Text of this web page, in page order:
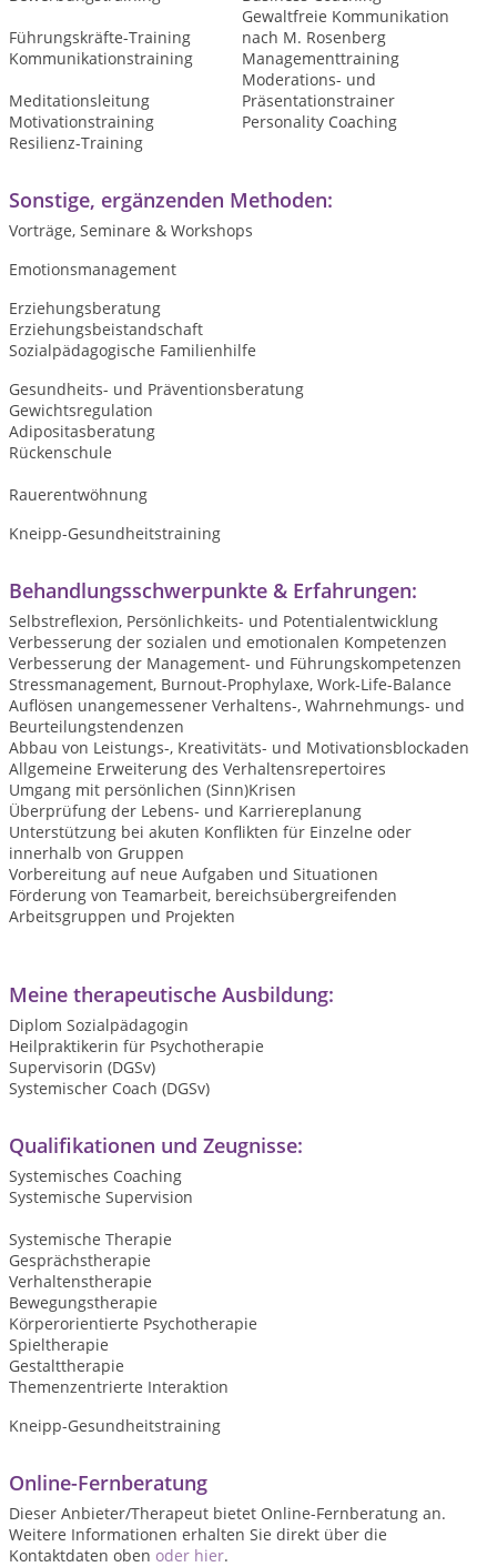
Führungskräfte-Training
Gewaltfreie Kommunikation
nach M. Rosenberg
Kommunikationstraining
Managementtraining
Meditationsleitung
Moderations- und
Präsentationstrainer
Motivationstraining
Personality Coaching
Resilienz-Training
Sonstige, ergänzenden Methoden:
Vorträge, Seminare & Workshops
Emotionsmanagement
Erziehungsberatung
Erziehungsbeistandschaft
Sozialpädagogische Familienhilfe
Gesundheits- und Präventionsberatung
Gewichtsregulation
Adipositasberatung
Rückenschule
Rauerentwöhnung
Kneipp-Gesundheitstraining
Behandlungsschwerpunkte & Erfahrungen:
Selbstreflexion, Persönlichkeits- und Potentialentwicklung
Verbesserung der sozialen und emotionalen Kompetenzen
Verbesserung der Management- und Führungskompetenzen
Stressmanagement, Burnout-Prophylaxe, Work-Life-Balance
Auflösen unangemessener Verhaltens-, Wahrnehmungs- und
Beurteilungstendenzen
Abbau von Leistungs-, Kreativitäts- und Motivationsblockaden
Allgemeine Erweiterung des Verhaltensrepertoires
Umgang mit persönlichen (Sinn)Krisen
Überprüfung der Lebens- und Karriereplanung
Unterstützung bei akuten Konflikten für Einzelne oder
innerhalb von Gruppen
Vorbereitung auf neue Aufgaben und Situationen
Förderung von Teamarbeit, bereichsübergreifenden
Arbeitsgruppen und Projekten
Meine therapeutische Ausbildung:
Diplom Sozialpädagogin
Heilpraktikerin für Psychotherapie
Supervisorin (DGSv)
Systemischer Coach (DGSv)
Qualifikationen und Zeugnisse:
Systemisches Coaching
Systemische Supervision
Systemische Therapie
Gesprächstherapie
Verhaltenstherapie
Bewegungstherapie
Körperorientierte Psychotherapie
Spieltherapie
Gestalttherapie
Themenzentrierte Interaktion
Kneipp-Gesundheitstraining
Online-Fernberatung
Dieser Anbieter/Therapeut bietet Online-Fernberatung an.
Weitere Informationen erhalten Sie direkt über die
Kontaktdaten oben oder hier.